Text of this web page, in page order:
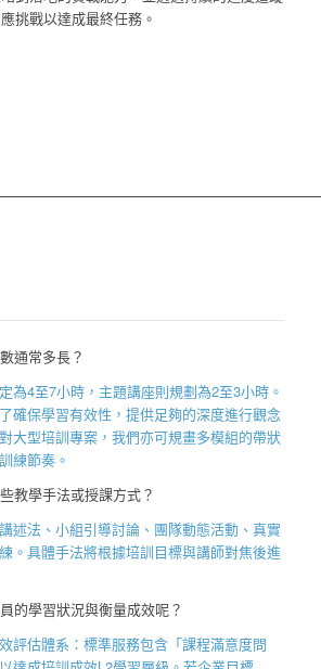
挑戰以達成最終任務。
通常多長？
為4至7小時，主題講座則規劃為2至3小時。
確保學習有效性，提供足夠的深度進行觀念
大型培訓專案，我們亦可規畫多模組的帶狀
練節奏。
教學手法或授課方式？
述法、小組引導討論、團隊動態活動、真實
。具體手法將根據培訓目標與講師對焦後進
的學習狀況與衡量成效呢？
評估體系：標準服務包含「課程滿意度問